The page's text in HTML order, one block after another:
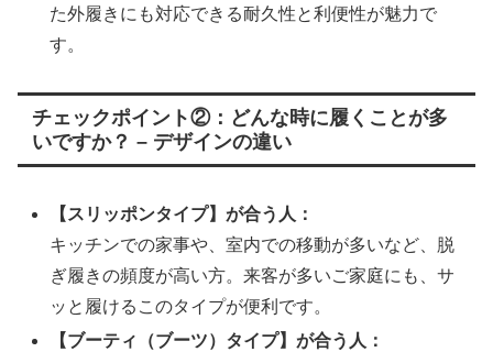
た外履きにも対応できる耐久性と利便性が魅力で
す。
チェックポイント②：どんな時に履くことが多
いですか？ – デザインの違い
【スリッポンタイプ】が合う人：
キッチンでの家事や、室内での移動が多いなど、脱
ぎ履きの頻度が高い方。来客が多いご家庭にも、サ
ッと履けるこのタイプが便利です。
【ブーティ（ブーツ）タイプ】が合う人：